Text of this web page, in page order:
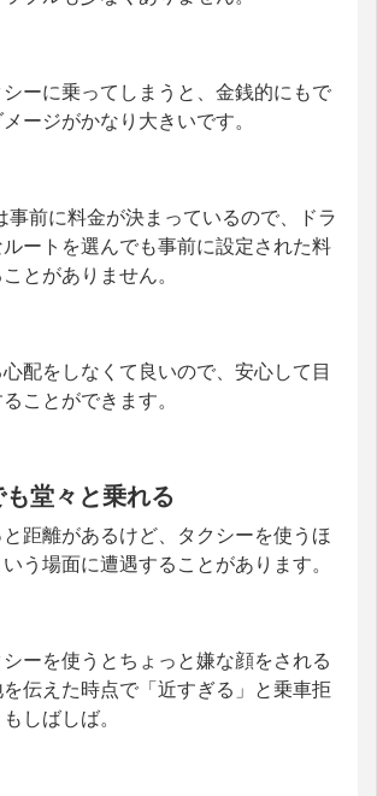
ーに乗ってしまうと、金銭的にもで
ージがかなり大きいです。
事前に料金が決まっているので、ドラ
ートを選んでも事前に設定された料
とがありません。
配をしなくて良いので、安心して目
ことができます。
堂々と乗れる
距離があるけど、タクシーを使うほ
う場面に遭遇することがあります。
ーを使うとちょっと嫌な顔をされる
伝えた時点で「近すぎる」と乗車拒
しばしば。